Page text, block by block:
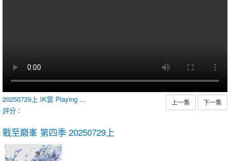
20250729上 IK雲 Playing ...
評分：
上一集 下一集
戰至巔峯 第四季 20250729上